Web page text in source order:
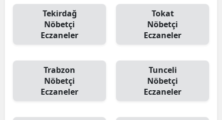
Tekirdağ
Nöbetçi
Eczaneler
Tokat
Nöbetçi
Eczaneler
Trabzon
Nöbetçi
Eczaneler
Tunceli
Nöbetçi
Eczaneler